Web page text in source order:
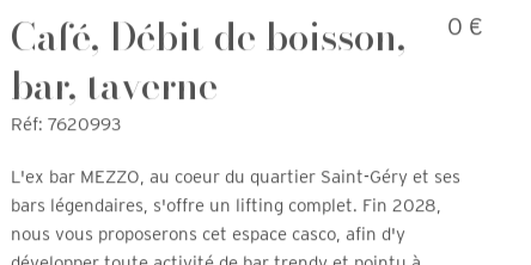
Café, Débit de boisson,
bar, taverne
0 €
L'ex bar MEZZO, au coeur du quartier Saint-Géry et ses
bars légendaires, s'offre un lifting complet. Fin 2028,
nous vous proposerons cet espace casco, afin d'y